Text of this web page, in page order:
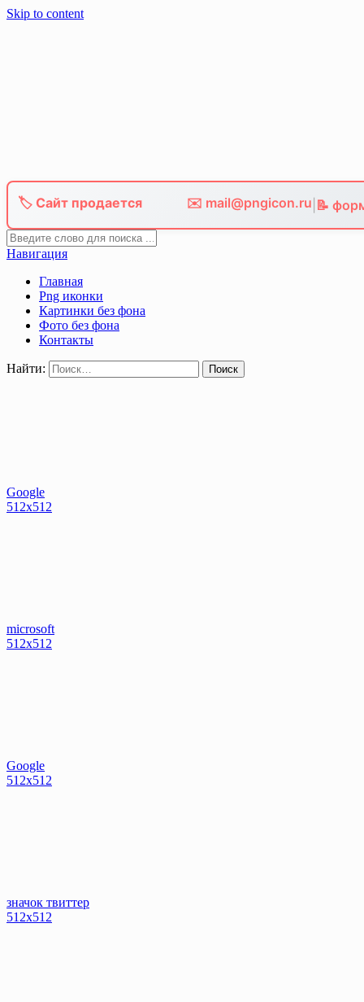
Skip to content
🏷️ Сайт продается ✉️ mail@pngicon.ru 📝
Навигация
Главная
Png иконки
Картинки без фона
Фото без фона
Контакты
Найти:
Google
512x512
microsoft
512x512
Google
512x512
значок твиттер
512x512